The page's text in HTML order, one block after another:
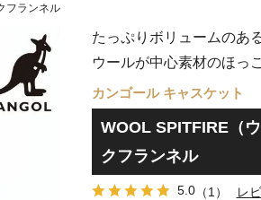
フランネル
たっぷりボリュームのあ
ウールが中心素材のほっ
カンゴール キャスケット
WOOL SPITFIRE（
クフランネル
5.0（1） レ